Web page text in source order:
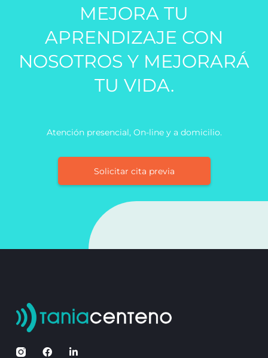
MEJORA TU
APRENDIZAJE CON
NOSOTROS Y MEJORARÁ
TU VIDA.
Atención presencial, On-line y a domicilio.
Solicitar cita previa